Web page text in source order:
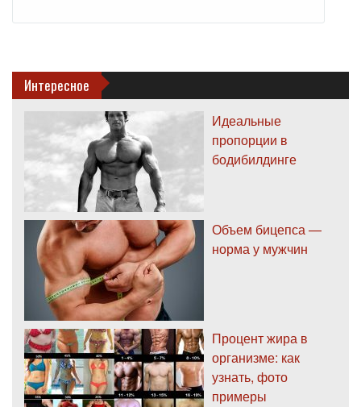
Интересное
Идеальные
пропорции в
бодибилдинге
Объем бицепса —
норма у мужчин
Процент жира в
организме: как
узнать, фото
примеры